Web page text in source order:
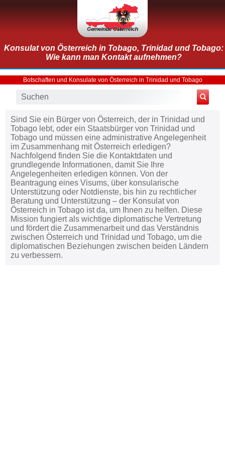
Konsulat von Österreich in Tobago, Trinidad und Tobago:
Wie kann man Kontakt aufnehmen?
Botschaften und Konsulate von Österreich in Trinidad und Tobago
Sind Sie ein Bürger von Österreich, der in Trinidad und
Tobago lebt, oder ein Staatsbürger von Trinidad und
Tobago und müssen eine administrative Angelegenheit
im Zusammenhang mit Österreich erledigen?
Nachfolgend finden Sie die Kontaktdaten und
grundlegende Informationen, damit Sie Ihre
Angelegenheiten erledigen können. Von der
Beantragung eines Visums, über konsularische
Unterstützung oder Notdienste, bis hin zu rechtlicher
Beratung und Unterstützung – der Konsulat von
Österreich in Tobago ist da, um Ihnen zu helfen. Diese
Mission fungiert als wichtige diplomatische Vertretung
und fördert die Zusammenarbeit und das Verständnis
zwischen Österreich und Trinidad und Tobago, um die
diplomatischen Beziehungen zwischen beiden Ländern
zu verbessern.